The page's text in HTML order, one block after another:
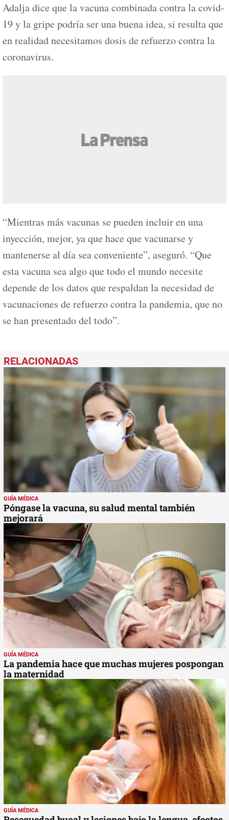
Adalja dice que la vacuna combinada contra la covid-
19 y la gripe podría ser una buena idea, si resulta que
en realidad necesitamos dosis de refuerzo contra la
coronavirus.
“Mientras más vacunas se pueden incluir en una
inyección, mejor, ya que hace que vacunarse y
mantenerse al día sea conveniente”, aseguró. “Que
esta vacuna sea algo que todo el mundo necesite
depende de los datos que respaldan la necesidad de
vacunaciones de refuerzo contra la pandemia, que no
se han presentado del todo”.
GUÍA MÉDICA
Póngase la vacuna, su salud mental también
mejorará
GUÍA MÉDICA
La pandemia hace que muchas mujeres pospongan
la maternidad
GUÍA MÉDICA